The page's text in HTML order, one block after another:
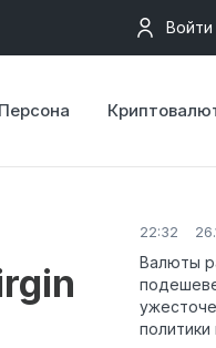
Войти
Персона
22:32
Валюты